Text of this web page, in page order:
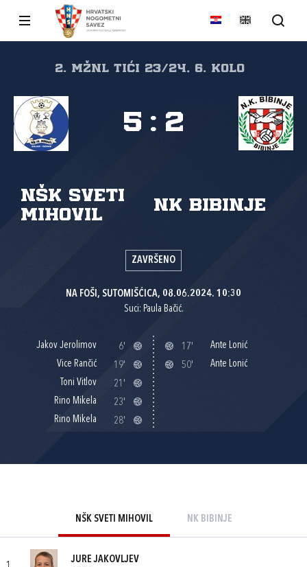
2. MŽNL TIĆI 23/24, 6. kolo
NŠK Sveti
Mihovil
NK Bibinje
5 : 2
ZAVRŠENO
NA FOŠI, SUTOMIŠĆICA, 08.06.2024. 10:30
Suci: Paula Bačić.
Jakov Jerolimov
6'
Vice Rančić
19'
Toni Vitlov
21'
Rino Mikela
23'
Rino Mikela
28'
17'
Ante Lonić
50'
Ante Lonić
NŠK SVETI MIHOVIL NK BIBINJE
JURE JAKOVLJEV